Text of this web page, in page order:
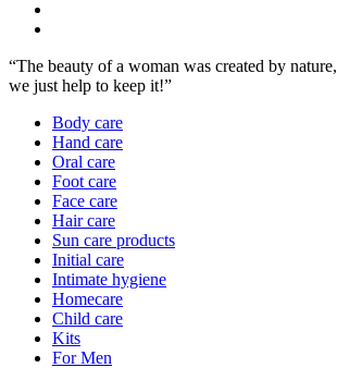
“The beauty of a woman was created by nature,
we just help to keep it!”
Body care
Hand care
Oral сare
Foot care
Face care
Hair care
Sun care products
Initial care
Intimate hygiene
Homecare
Child care
Kits
For Men